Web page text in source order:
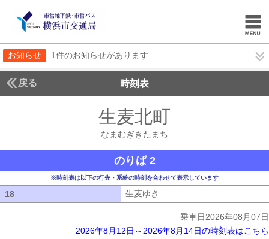
お知らせ 1件のお知らせがあります
戻る 時刻表
生麦北町
なまむぎきたまち
のりば 2
※時刻表は以下の行先・系統の時刻を合わせて表示しています
18 生麦ゆき
乗車日2026年08月07日
2026年8月12日～2026年8月14日の時刻表はこちら